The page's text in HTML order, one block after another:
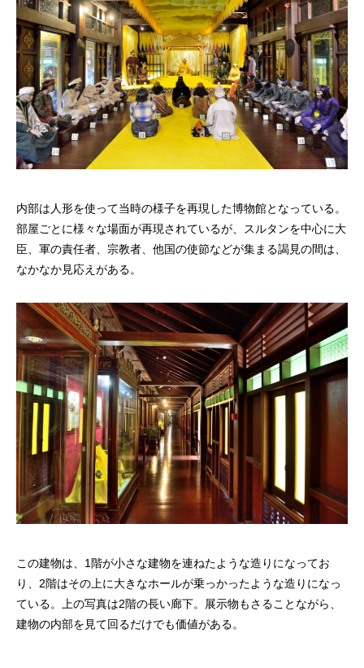
内部は人形を使って当時の様子を再現した博物館となっている。
部屋ごとに様々な場面が再現されているが、スルタンを中心に大
臣、軍の責任者、宗教者、他国の使節などが集まる謁見の間は、
なかなか見応えがある。
この建物は、1階が小さな建物を連ねたような造りになってお
り、2階はその上に大きなホールが乗っかったような造りになっ
ている。上の写真は2階の長い廊下。展示物もさることながら、
建物の内部を見て回るだけでも価値がある。